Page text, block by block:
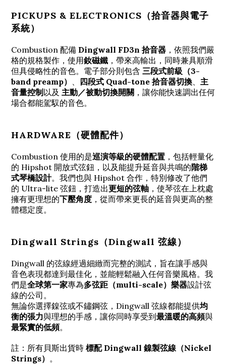
PICKUPS & ELECTRONICS（拾音器與電子
系統）
Combustion 配備 Dingwall FD3n 拾音器 ，依照我們嚴
格的規格製作，使用釹磁鐵 ，帶來高輸出，同時兼具順滑
但具侵略性的音色。電子部分則包含 三段式前級（3-
band preamp） 、 四段式 Quad-tone 拾音器切換、 主
音量控制 以及 主動／被動切換開關 ，讓你能快速調出任何
場合都能駕馭的音色。
HARDWARE（硬體配件）
Combustion 使用的是巡演等級的硬體配置 ，包括輕量化
的 Hipshot 開放式弦鈕，以及能提升延音與共鳴的階梯
式琴橋設計。我們也與 Hipshot 合作，特別修改了他們
的 Ultra-lite 弦鈕，打造出更短的弦軸 ，使琴弦在上枕處
擁有更理想的下壓角度 ，從而帶來更長的延音與更高的整
體穩定度。
Dingwall Strings（Dingwall 弦線）
Dingwall 的弦線經過細緻而完整的測試，旨在讓手感與
音色表現都達到最佳化，並能輕鬆融入任何音樂風格。我
們是全球第一家專為多弦距（multi-scale）樂器設計弦
線的公司。
無論你選擇鎳弦或不鏽鋼弦，Dingwall 弦線都能提供均
衡的張力與理想的手感，讓你同時享受到最溫暖的高頻與
最緊實的低頻。
註：所有貝斯出貨時 標配 Dingwall 鎳製弦線（Nickel
Strings） 。